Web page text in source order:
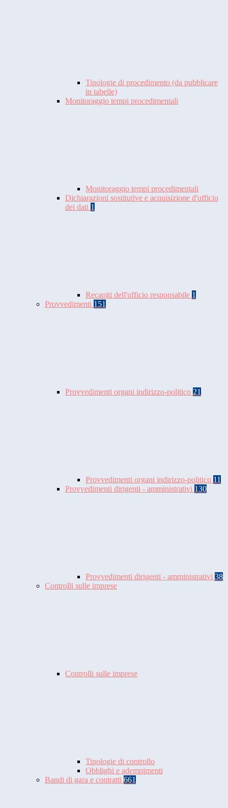
Tipologie di procedimento (da pubblicare
in tabelle)
Monitoraggio tempi procedimentali
Monitoraggio tempi procedimentali
Dichiarazioni sostitutive e acquisizione d'ufficio
dei dati 1
Recapiti dell'ufficio responsabile 1
Provvedimenti 151
Provvedimenti organi indirizzo-politico 21
Provvedimenti organi indirizzo-politico 11
Provvedimenti dirigenti - amministrativi 130
Provvedimenti dirigenti - amministrativi 38
Controlli sulle imprese
Controlli sulle imprese
Tipologie di controllo
Obblighi e adempimenti
Bandi di gara e contratti 661